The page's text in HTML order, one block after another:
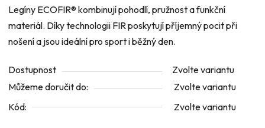
Legíny ECOFIR® kombinují pohodlí, pružnost a funkční
materiál. Díky technologii FIR poskytují příjemný pocit při
nošení a jsou ideální pro sport i běžný den.
Dostupnost
Zvolte variantu
Můžeme doručit do:
Zvolte variantu
Kód:
Zvolte variantu